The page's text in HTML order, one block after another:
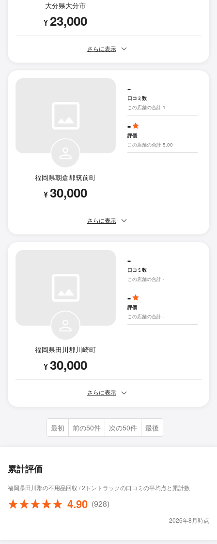
大分県大分市
¥23,000
さらに表示
福岡県朝倉郡筑前町
¥30,000
-
口コミ数
この店舗の合計 1
-
評価
この店舗の合計 5.00
さらに表示
福岡県田川郡川崎町
¥30,000
-
口コミ数
この店舗の合計 -
-
評価
この店舗の合計 -
さらに表示
最初 前の50件 次の50件 最後
累計評価
福岡県田川郡の不用品回収 / 2トントラックの口コミの平均点と累計数
4.90 (928)
2026年8月時点